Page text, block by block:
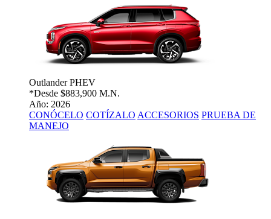
Outlander PHEV
*Desde $883,900 M.N.
Año: 2026
CONÓCELO COTÍZALO ACCESORIOS PRUEBA DE
MANEJO